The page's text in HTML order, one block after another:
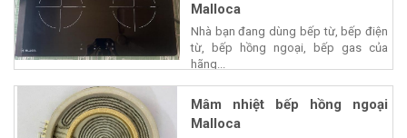
Malloca
Nhà bạn đang dùng bếp từ, bếp điện
từ, bếp hồng ngoại, bếp gas của
hãng...
Mâm nhiệt bếp hồng ngoại
Malloca